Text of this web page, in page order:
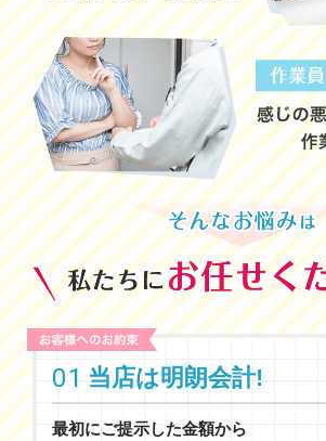
01 当店は明朗会計!
最初にご提示した金額から